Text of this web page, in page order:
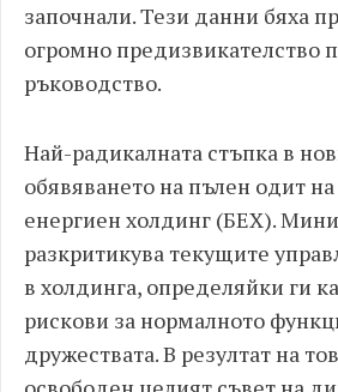
започнали. Тези данни бяха
огромно предизвикателство
ръководство.
Най-радикалната стъпка в
обявяването на пълен одит
енергиен холдинг (БЕХ).
разкритикува текущите
в холдинга, определяйки ги
рискови за нормалното
дружествата. В резултат на